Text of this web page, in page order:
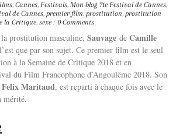
,Cannes,Festivals,Mon blog 71e Festival de Cannes,
de Cannes,premier film,prostitution,prostitution
la Critique,sexe / 0 Comments
prostitution masculine,SauvagedeCamille
que par son sujet. Ce premier film est le seul
à la Semaine de Critique 2018 et en
du Film Francophone d’Angoulême 2018. Son
Felix Maritaud, est reparti à chaque fois avec le
mérité.